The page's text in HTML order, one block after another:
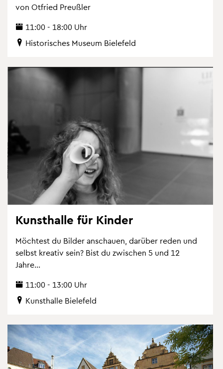
von Ot­fried Preu­ß­ler
11:00 - 18:00 Uhr
His­to­ri­sches Mu­se­um Bie­le­feld
Kunst­hal­le für Kin­der
Möch­test du Bil­der an­schau­en, dar­über reden und
selbst krea­tiv sein? Bist du zwi­schen 5 und 12
Jahre...
11:00 - 13:00 Uhr
Kunst­hal­le Bie­le­feld